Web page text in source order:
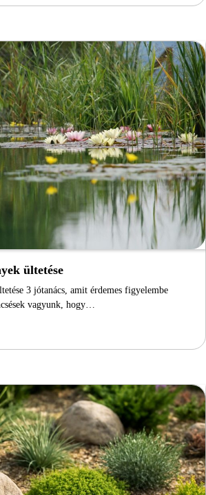
ültetése
3 jótanács, amit érdemes figyelembe
vagyunk, hogy…